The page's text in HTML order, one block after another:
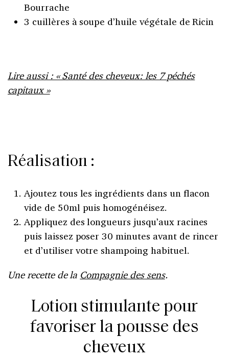
Bourrache
3 cuillères à soupe d’huile végétale de Ricin
Lire aussi : « Santé des cheveux: les 7 péchés
capitaux »
Réalisation :
Ajoutez tous les ingrédients dans un flacon
vide de 50ml puis homogénéisez.
Appliquez des longueurs jusqu’aux racines
puis laissez poser 30 minutes avant de rincer
et d’utiliser votre shampoing habituel.
Une recette de la Compagnie des sens.
Lotion stimulante pour
favoriser la pousse des
cheveux